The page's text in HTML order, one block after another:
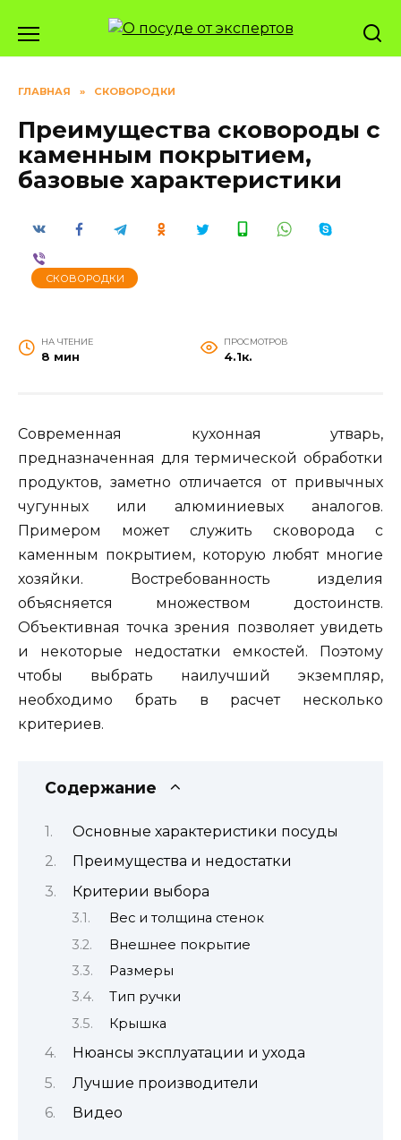
содержанию
ГЛАВНАЯ » СКОВОРОДКИ
Преимущества сковороды с
каменным покрытием,
базовые характеристики
СКОВОРОДКИ
НА ЧТЕНИЕ
8 мин
ПРОСМОТРОВ
4.1к.
Современная кухонная утварь,
предназначенная для термической обработки
продуктов, заметно отличается от привычных
чугунных или алюминиевых аналогов.
Примером может служить сковорода с
каменным покрытием, которую любят многие
хозяйки. Востребованность изделия
объясняется множеством достоинств.
Объективная точка зрения позволяет увидеть
и некоторые недостатки емкостей. Поэтому
чтобы выбрать наилучший экземпляр,
необходимо брать в расчет несколько
критериев.
Содержание
Основные характеристики посуды
Преимущества и недостатки
Критерии выбора
Вес и толщина стенок
Внешнее покрытие
Размеры
Тип ручки
Крышка
Нюансы эксплуатации и ухода
Лучшие производители
Видео